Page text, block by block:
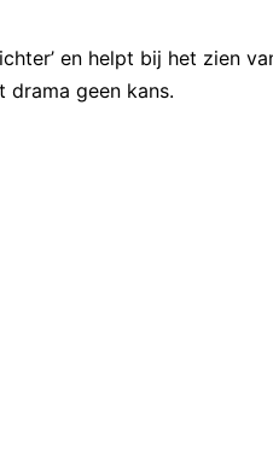
en helpt bij het zien
geen kans.